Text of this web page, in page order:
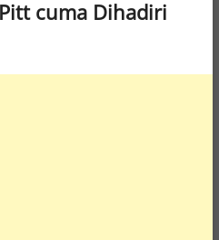
cuma Dihadiri